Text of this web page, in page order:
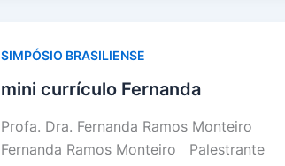
SIMPÓSIO BRASILIENSE
mini currículo Fernanda
Profa. Dra. Fernanda Ramos Monteiro
Fernanda Ramos Monteiro Palestrante